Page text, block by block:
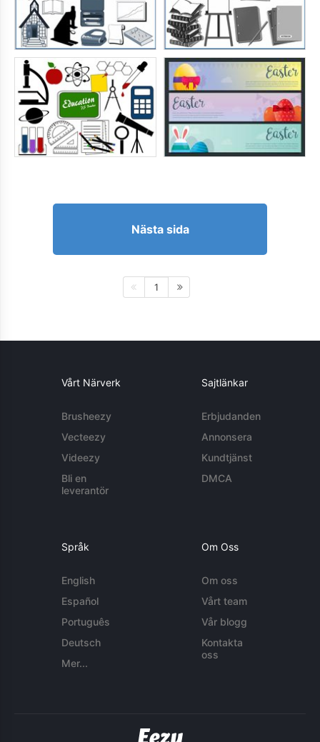
Nästa sida
1
Vårt Närverk
Brusheezy
Vecteezy
Videezy
Bli en
leverantör
Sajtlänkar
Erbjudanden
Annonsera
Kundtjänst
DMCA
Språk
English
Español
Português
Deutsch
Mer...
Om Oss
Om oss
Vårt team
Vår blogg
Kontakta
oss